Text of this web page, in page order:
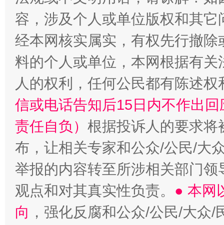
完善运行机制助力责任有效落实 一纸欠
东山县通报“牛蛙产品抗生素超标问题” 法
容，涉及个人或单位版权和其它
经本网核实属实，有权先行撤
料的个人或单位，本网根据有
人的权利，任何公民都有陈述
信或电话告知后15日内不作出
责任自负） 根据投诉人的要求将
布，让相关专家和公众/公民/大
举报的内容转至所涉相关部门
观点和对其真实性负责。 ● 本网
向 ，强化反腐和公众/公民/大众